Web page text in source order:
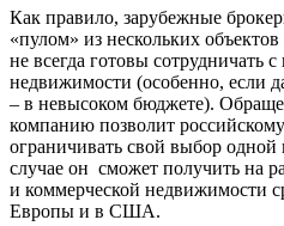
Как правило, зарубежные
«пулом» из нескольких
не всегда готовы сотрудничать
недвижимости (особенно, если
– в невысоком бюджете).
компанию позволит
ограничивать свой выбор
случае он сможет получить на
и коммерческой недвижимости
Европы и в США.